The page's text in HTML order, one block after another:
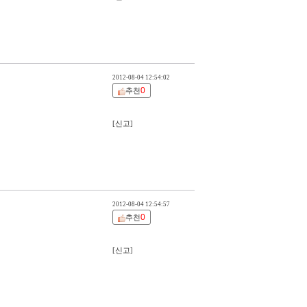
2012-08-04 12:54:02
추천0
[신고]
2012-08-04 12:54:57
추천0
[신고]